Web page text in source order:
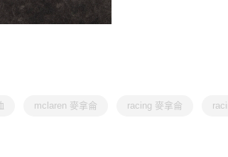
mclaren 麥拿侖 racing 麥拿侖